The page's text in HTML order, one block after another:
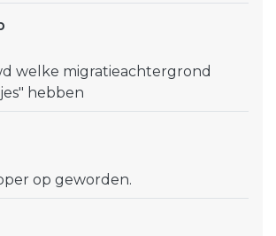
welke migratieachtergrond
hebben
op geworden.